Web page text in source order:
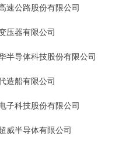
公路股份有限公司
器有限公司
导体科技股份有限公司
船有限公司
科技股份有限公司
半导体有限公司